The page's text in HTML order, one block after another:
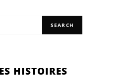
SEARCH
HISTOIRES